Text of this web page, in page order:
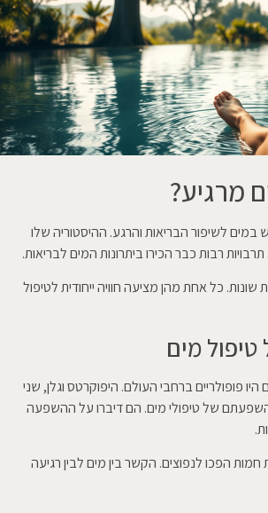
מרגיע?
לשיפור הבריאות והרגע. ההיסטוריה שלו
רבות כבר הכירו ביתרונות המים לבריאות.
שונות. כל אחת מהן מציעה חוויה ייחודית לטיפול
מים
פופולריים ברחבי העולם. היפוקרטס וגלן, שני
השפעתם של טיפולי מים. הם דיברו על ההשפעה
הפכו לנפוצים. הקשר בין מים לבין רגיעה